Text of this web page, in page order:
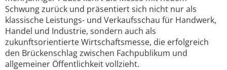
Schwung zurück und präsentiert sich nicht nur als
klassische Leistungs- und Verkaufsschau für Handwerk,
Handel und Industrie, sondern auch als
zukunftsorientierte Wirtschaftsmesse, die erfolgreich
den Brückenschlag zwischen Fachpublikum und
allgemeiner Öffentlichkeit vollzieht.